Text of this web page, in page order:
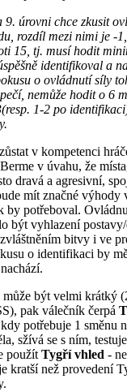
úrovni chce zkusit
rozdíl mezi nimi je -
15, tj. musí hodit
identifikoval a
o ovládnutí síly
nemůže hodit o 6
1-2 po
v kompetenci
v úvahu, že
dravá a agresivní,
mít značné výhody
by potřeboval.
být vyhlazení
bitvy i ve
o identifikaci by
být velmi krátký
pak válečník čerpá
potřebuje 1 směnu
sžívá se s ním,
použítTygří vhled -
kratší než provedení